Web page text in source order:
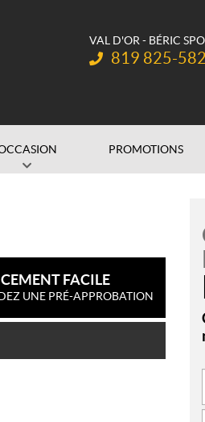
VAL D'OR - BÉRIC
Téléphone :
819 825-
PROMOTIONS
FACILE
UNE PRÉ-APPROBATION